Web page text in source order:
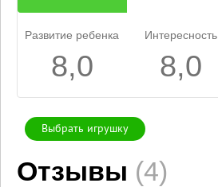
Развитие ребенка
8,0
Интересность
8,0
Выбрать игрушку
Отзывы (4)